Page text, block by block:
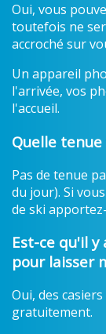
Oui, vous
toutefois ne
accroché sur
Un appareil
l'arrivée, vos
l'accueil.
Quelle
Pas de tenue
du jour). Si
de ski
Est-ce qu'il y
pour laisser
Oui, des
gratuitement.